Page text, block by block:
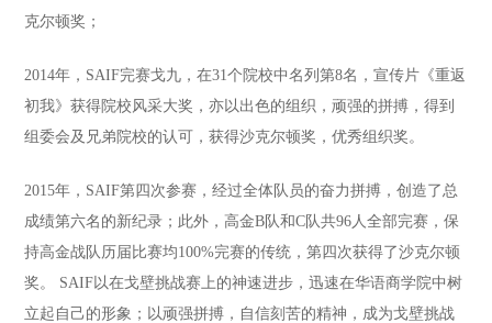
克尔顿奖；
2014年，SAIF完赛戈九，在31个院校中名列第8名，宣传片《重返
初我》获得院校风采大奖，亦以出色的组织，顽强的拼搏，得到
组委会及兄弟院校的认可，获得沙克尔顿奖，优秀组织奖。
2015年，SAIF第四次参赛，经过全体队员的奋力拼搏，创造了总
成绩第六名的新纪录；此外，高金B队和C队共96人全部完赛，保
持高金战队历届比赛均100%完赛的传统，第四次获得了沙克尔顿
奖。 SAIF以在戈壁挑战赛上的神速进步，迅速在华语商学院中树
立起自己的形象；以顽强拼搏，自信刻苦的精神，成为戈壁挑战